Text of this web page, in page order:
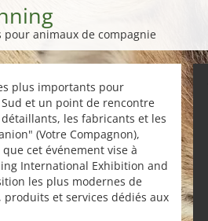
animaux de compagnie
plus importants pour
et un point de rencontre
les fabricants et les
(Votre Compagnon),
cet événement vise à
International Exhibition and
les plus modernes de
et services dédiés aux